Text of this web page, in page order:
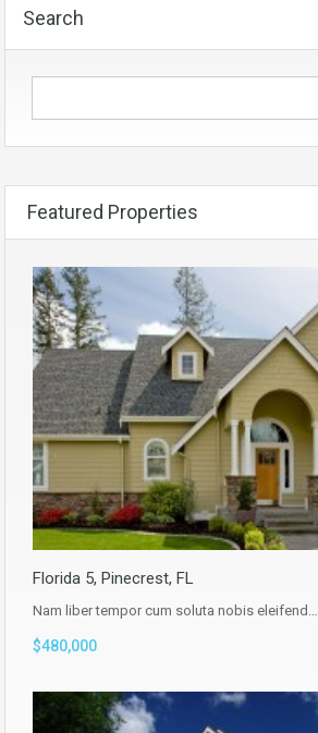
Search
Featured Properties
Florida 5, Pinecrest, FL
Nam liber tempor cum soluta nobis eleifend…
$480,000